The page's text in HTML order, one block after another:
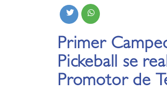
Primer
Pickeball se
Promotor de